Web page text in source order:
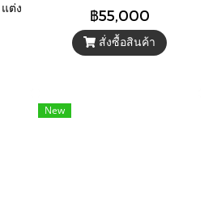
ต่ง
สีฟ้า
ลาย
อาณานิคม มือจับทองเหลืองหา
ยาก
฿55,000
สั่งซื้อสินค้า
New